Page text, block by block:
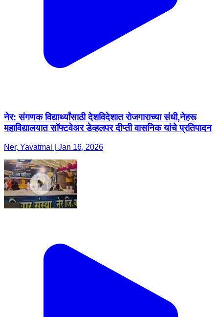
नेर: संगणक विद्यार्थ्यांसाठी देशविदेशात रोजगाराच्या संधी,नेहरू
महाविद्यालयात सॉफ्टवेअर डेव्हलपर दीप्ती वासनिक यांचे प्रतिपादन
Ner, Yavatmal | Jan 16, 2026